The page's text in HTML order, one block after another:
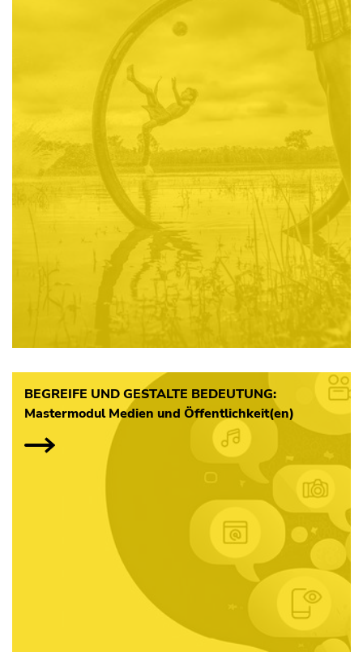
BEGREIFE UND GESTALTE BEDEUTUNG:
Mastermodul Medien und Öffentlichkeit(en)